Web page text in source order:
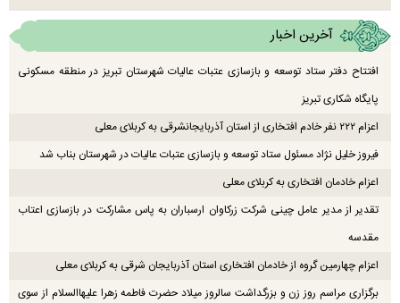
آخرین اخبار
افتتاح دفتر ستاد توسعه و بازسازی عتبات عالیات شهرستان تبریز در منطقه مسکونی
پایگاه شکاری تبریز
اعزام ۲۲۲ نفر خادم افتخاری از استان آذربایجانشرقی به کربلای معلی
فیروز خلیل نژاد مسئول ستاد توسعه و بازسازی عتبات عالیات در شهرستان بناب شد
اعزام خادمان افتخاری به کربلای معلی
تقدیر از مدیر عامل چینی شرکت زرکاوان ارسباران به پاس مشارکت در بازسازی اعتاب
مقدسه
اعزام چهارمین گروه از خادمان افتخاری استان آذربایجان شرقی به کربلای معلی
برگزاری مراسم روز زن و بزرگداشت سالروز میلاد حضرت فاطمه زهرا علیهاالسلام از سوی